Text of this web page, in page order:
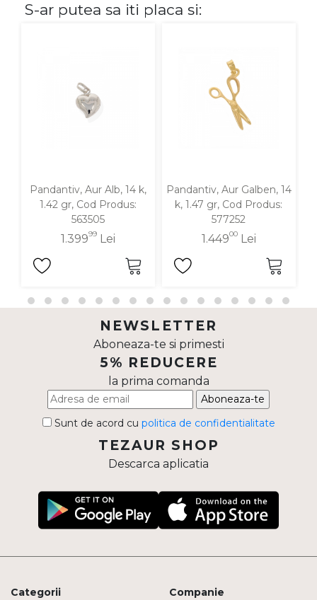
S-ar putea sa iti placa si:
Pandantiv, Aur Alb, 14 k,
1.42 gr, Cod Produs:
563505
1.39999Lei
Pandantiv, Aur Galben, 14
k, 1.47 gr, Cod Produs:
577252
1.44900Lei
NEWSLETTER
Aboneaza-te si primesti
5% REDUCERE
la prima comanda
Aboneaza-te
Sunt de acord cu politica de confidentialitate
TEZAUR SHOP
Descarca aplicatia
Categorii Companie